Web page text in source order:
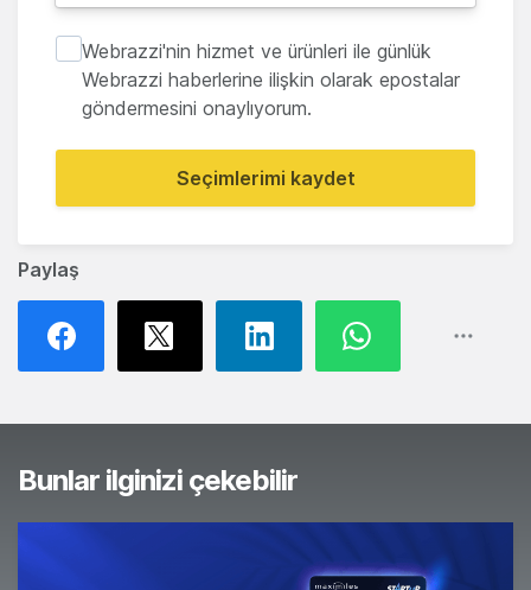
Paylaş
Webrazzi'nin hizmet ve ürünleri ile günlük
Webrazzi haberlerine ilişkin olarak epostalar
göndermesini onaylıyorum.
Seçimlerimi kaydet
Bunlar ilginizi çekebilir